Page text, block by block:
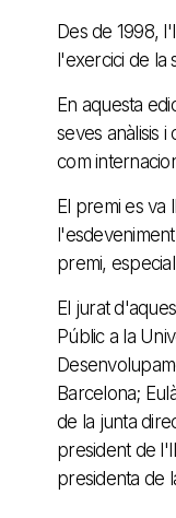
Des de 1998,
l'exercici de la
En aquesta
seves anàlisis
com
El premi es
premi,
El jurat
Públic a la
Barcelona;
de la junta
president de
presidenta de